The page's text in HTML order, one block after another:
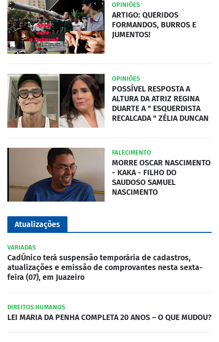
OPINIÕES
ARTIGO: QUERIDOS
FORMANDOS, BURROS E
JUMENTOS!
OPINIÕES
POSSÍVEL RESPOSTA A
ALTURA DA ATRIZ REGINA
DUARTE A " ESQUERDISTA
RECALCADA " ZÉLIA DUNCAN
FALECIMENTO
MORRE OSCAR NASCIMENTO
- KAKA - FILHO DO
SAUDOSO SAMUEL
NASCIMENTO
Atualizações
VARIADAS
CadÚnico terá suspensão temporária de cadastros,
atualizações e emissão de comprovantes nesta sexta-
feira (07), em Juazeiro
DIREITOS HUMANOS
LEI MARIA DA PENHA COMPLETA 20 ANOS – O QUE MUDOU?